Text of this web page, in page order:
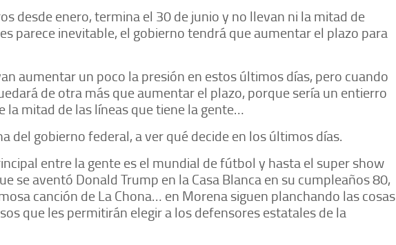
desde enero, termina el 30 de junio y no llevan ni la mitad de
parece inevitable, el gobierno tendrá que aumentar el plazo para
aumentar un poco la presión en estos últimos días, pero cuando
de otra más que aumentar el plazo, porque sería un entierro
la mitad de las líneas que tiene la gente…
del gobierno federal, a ver qué decide en los últimos días.
entre la gente es el mundial de fútbol y hasta el super show
se aventó Donald Trump en la Casa Blanca en su cumpleaños 80,
canción de La Chona… en Morena siguen planchando las cosas
que les permitirán elegir a los defensores estatales de la